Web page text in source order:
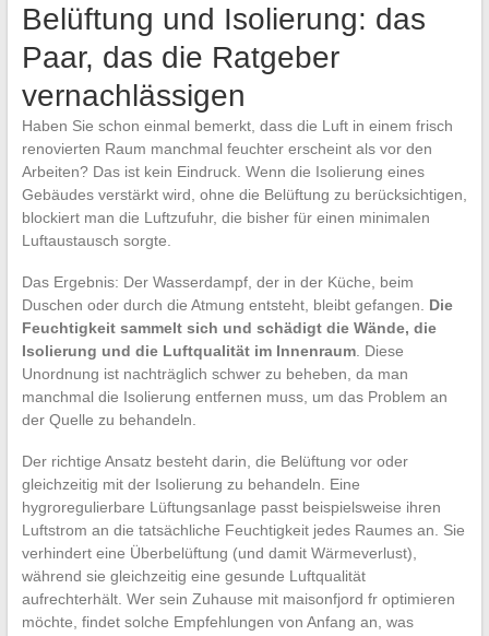
Belüftung und Isolierung: das
Paar, das die Ratgeber
vernachlässigen
Haben Sie schon einmal bemerkt, dass die Luft in einem frisch
renovierten Raum manchmal feuchter erscheint als vor den
Arbeiten? Das ist kein Eindruck. Wenn die Isolierung eines
Gebäudes verstärkt wird, ohne die Belüftung zu berücksichtigen,
blockiert man die Luftzufuhr, die bisher für einen minimalen
Luftaustausch sorgte.
Das Ergebnis: Der Wasserdampf, der in der Küche, beim
Duschen oder durch die Atmung entsteht, bleibt gefangen. Die
Feuchtigkeit sammelt sich und schädigt die Wände, die
Isolierung und die Luftqualität im Innenraum. Diese
Unordnung ist nachträglich schwer zu beheben, da man
manchmal die Isolierung entfernen muss, um das Problem an
der Quelle zu behandeln.
Der richtige Ansatz besteht darin, die Belüftung vor oder
gleichzeitig mit der Isolierung zu behandeln. Eine
hygroregulierbare Lüftungsanlage passt beispielsweise ihren
Luftstrom an die tatsächliche Feuchtigkeit jedes Raumes an. Sie
verhindert eine Überbelüftung (und damit Wärmeverlust),
während sie gleichzeitig eine gesunde Luftqualität
aufrechterhält. Wer sein Zuhause mit maisonfjord fr optimieren
möchte, findet solche Empfehlungen von Anfang an, was